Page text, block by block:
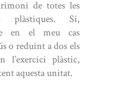
de totes les
plàstiques. Sí,
en el meu cas
o reduint a dos els
l’exercici plàstic,
aquesta unitat.